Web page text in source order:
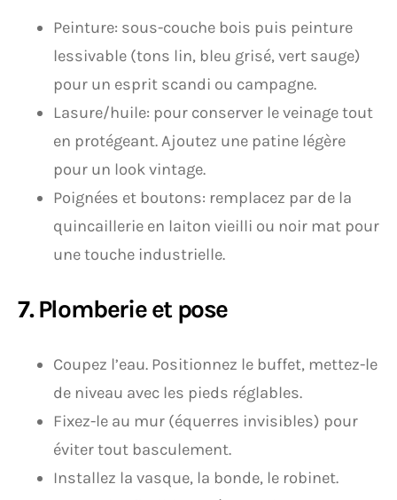
Peinture: sous-couche bois puis peinture
lessivable (tons lin, bleu grisé, vert sauge)
pour un esprit scandi ou campagne.
Lasure/huile: pour conserver le veinage tout
en protégeant. Ajoutez une patine légère
pour un look vintage.
Poignées et boutons: remplacez par de la
quincaillerie en laiton vieilli ou noir mat pour
une touche industrielle.
7. Plomberie et pose
Coupez l’eau. Positionnez le buffet, mettez-le
de niveau avec les pieds réglables.
Fixez-le au mur (équerres invisibles) pour
éviter tout basculement.
Installez la vasque, la bonde, le robinet.